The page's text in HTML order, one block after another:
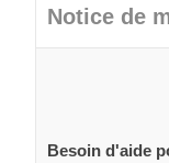
Notice de
Besoin d'aide